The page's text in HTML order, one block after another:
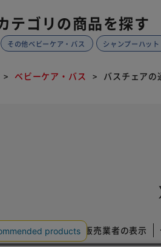
テゴリの商品を探す
その他ベビーケア・バス シャンプーハット
ベビーケア・バス バスチェアの
取引法に基づく通信販売業者の表示